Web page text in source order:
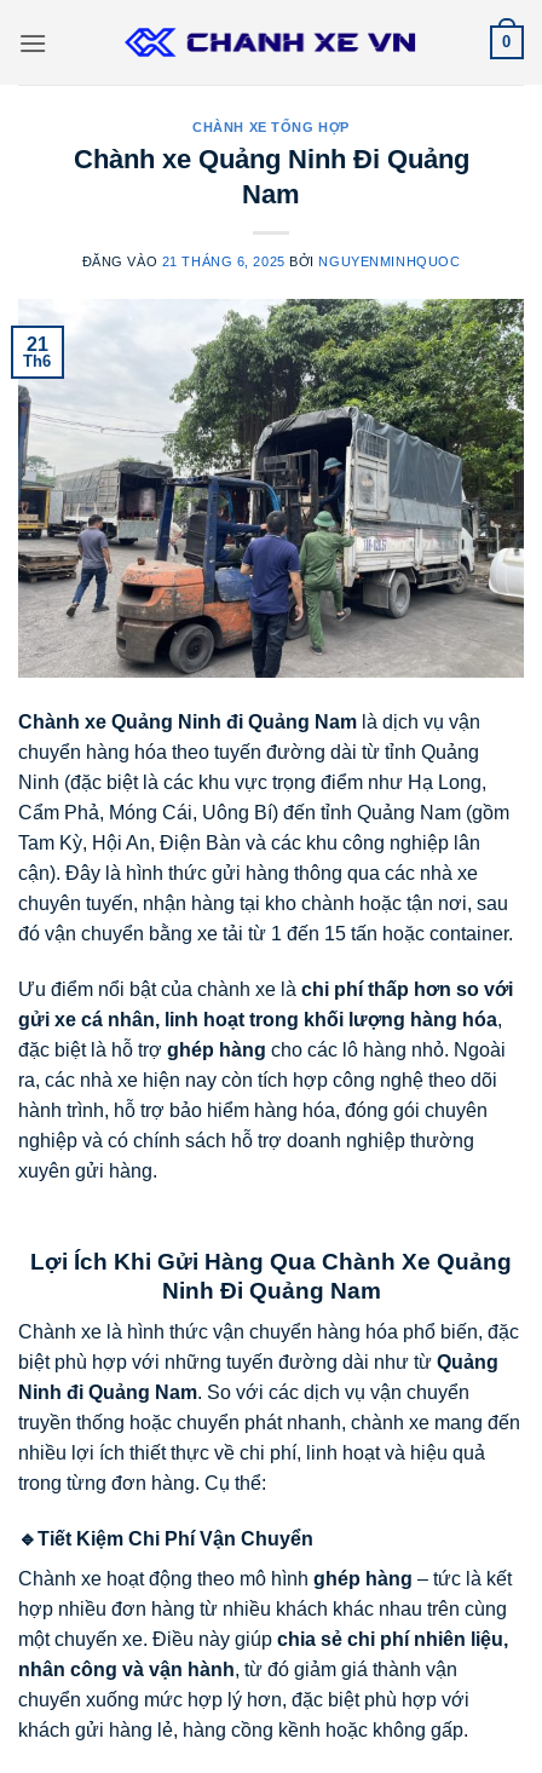
qua
0
CHÀNH XE TỔNG HỢP
Chành xe Quảng Ninh Đi Quảng
Nam
ĐĂNG VÀO 21 THÁNG 6, 2025 BỞINGUYENMINHQUOC
21
Th6
Chành xe Quảng Ninh đi Quảng Nam là dịch vụ vận
chuyển hàng hóa theo tuyến đường dài từ tỉnh Quảng
Ninh (đặc biệt là các khu vực trọng điểm như Hạ Long,
Cẩm Phả, Móng Cái, Uông Bí) đến tỉnh Quảng Nam (gồm
Tam Kỳ, Hội An, Điện Bàn và các khu công nghiệp lân
cận). Đây là hình thức gửi hàng thông qua các nhà xe
chuyên tuyến, nhận hàng tại kho chành hoặc tận nơi, sau
đó vận chuyển bằng xe tải từ 1 đến 15 tấn hoặc container.
Ưu điểm nổi bật của chành xe là chi phí thấp hơn so với
gửi xe cá nhân, linh hoạt trong khối lượng hàng hóa,
đặc biệt là hỗ trợ ghép hàng cho các lô hàng nhỏ. Ngoài
ra, các nhà xe hiện nay còn tích hợp công nghệ theo dõi
hành trình, hỗ trợ bảo hiểm hàng hóa, đóng gói chuyên
nghiệp và có chính sách hỗ trợ doanh nghiệp thường
xuyên gửi hàng.
Lợi Ích Khi Gửi Hàng Qua Chành Xe Quảng
Ninh Đi Quảng Nam
Chành xe là hình thức vận chuyển hàng hóa phổ biến, đặc
biệt phù hợp với những tuyến đường dài như từ Quảng
Ninh đi Quảng Nam. So với các dịch vụ vận chuyển
truyền thống hoặc chuyển phát nhanh, chành xe mang đến
nhiều lợi ích thiết thực về chi phí, linh hoạt và hiệu quả
trong từng đơn hàng. Cụ thể:
🔹Tiết Kiệm Chi Phí Vận Chuyển
Chành xe hoạt động theo mô hình ghép hàng – tức là kết
hợp nhiều đơn hàng từ nhiều khách khác nhau trên cùng
một chuyến xe. Điều này giúp chia sẻ chi phí nhiên liệu,
nhân công và vận hành, từ đó giảm giá thành vận
chuyển xuống mức hợp lý hơn, đặc biệt phù hợp với
khách gửi hàng lẻ, hàng cồng kềnh hoặc không gấp.